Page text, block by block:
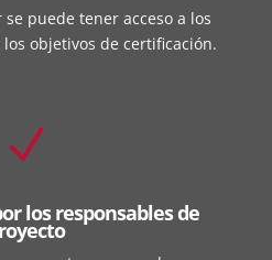
puede tener acceso a los
objetivos de certificación.
N
los responsables de